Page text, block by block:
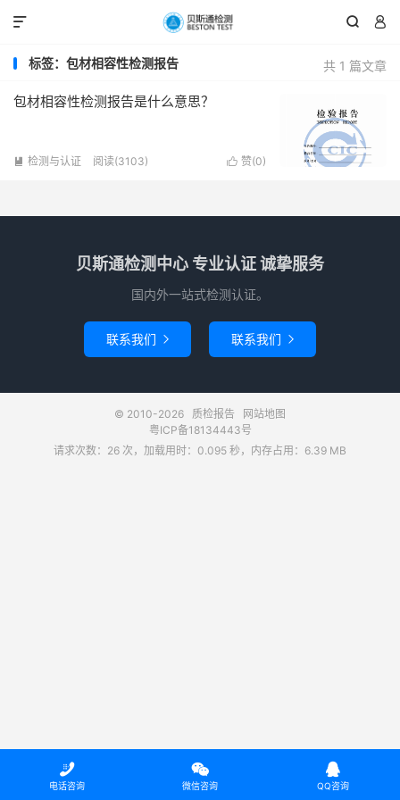
 

共 1 篇文章
标签：包材相容性检测报告
包材相容性检测报告是什么意思？
 赞(0)
 检测与认证 阅读(3103)
贝斯通检测中心 专业认证 诚挚服务
国内外一站式检测认证。
联系我们  联系我们 
© 2010-2026 质检报告
网站地图
粤ICP备18134443号
请求次数：26 次，加载用时：0.095 秒，内存占用：6.39 MB

电话咨询

微信咨询

QQ咨询